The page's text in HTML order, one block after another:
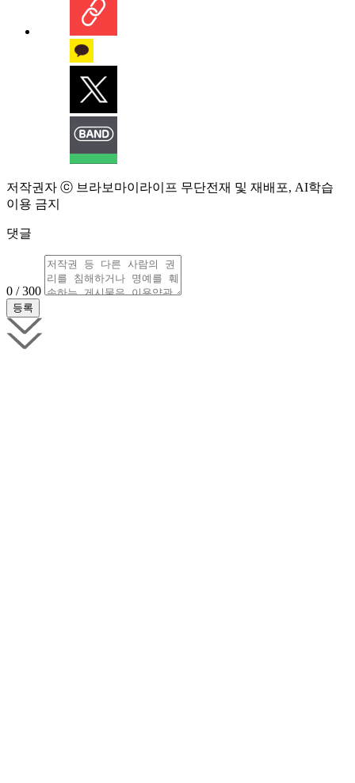
저작권자 ⓒ 브라보마이라이프 무단전재 및 재배포, AI학습
이용 금지
댓글
0 / 300